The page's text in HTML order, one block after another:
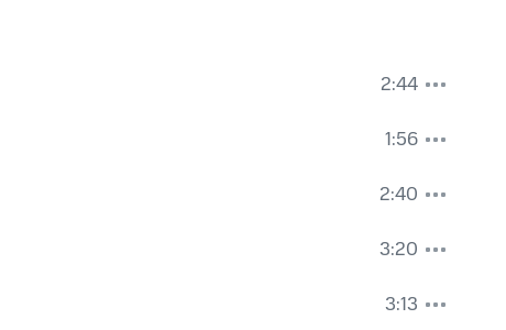
2:44
1:56
2:40
3:20
3:13